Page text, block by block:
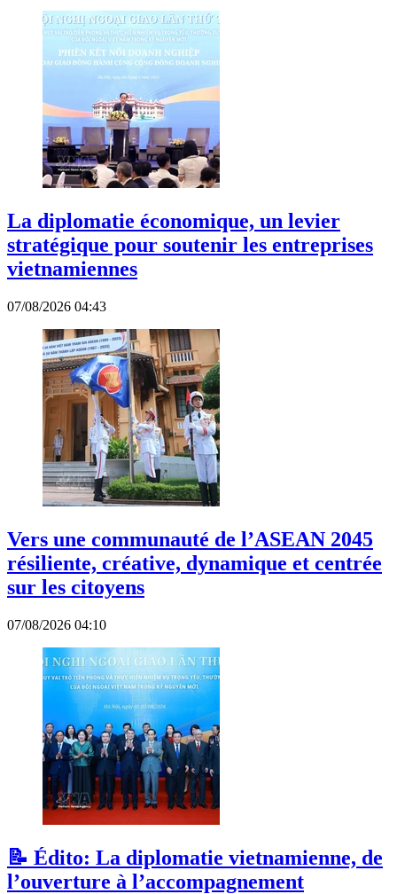
La diplomatie économique, un levier
stratégique pour soutenir les entreprises
vietnamiennes
07/08/2026 04:43
Vers une communauté de l’ASEAN 2045
résiliente, créative, dynamique et centrée
sur les citoyens
07/08/2026 04:10
📝 Édito: La diplomatie vietnamienne, de
l’ouverture à l’accompagnement